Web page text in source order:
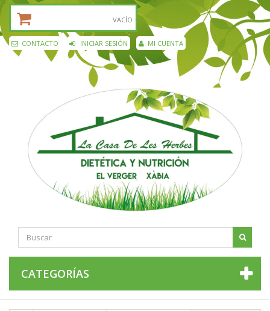
VACÍO
CONTACTO INICIAR SESIÓN MI CUENTA
CATEGORÍAS